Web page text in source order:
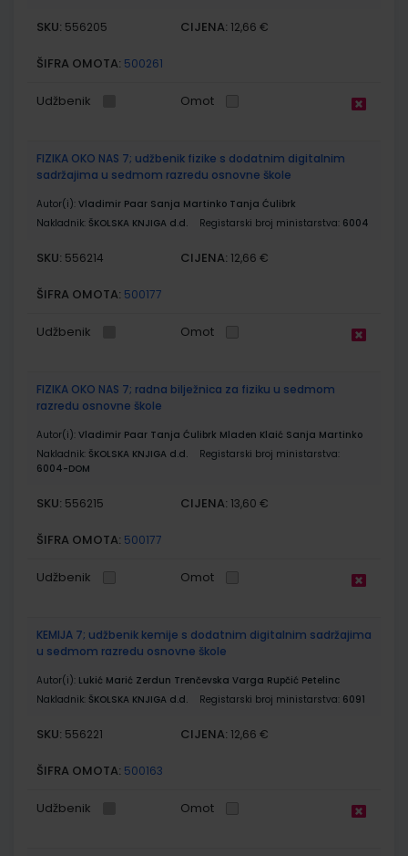
SKU: 556205 CIJENA: 12,66 €
ŠIFRA OMOTA: 500261
Udžbenik Omot
FIZIKA OKO NAS 7; udžbenik fizike s dodatnim digitalnim
sadržajima u sedmom razredu osnovne škole
Autor(i): Vladimir Paar Sanja Martinko Tanja Ćulibrk
Nakladnik: ŠKOLSKA KNJIGA d.d. Registarski broj ministarstva: 6004
SKU: 556214 CIJENA: 12,66 €
ŠIFRA OMOTA: 500177
Udžbenik Omot
FIZIKA OKO NAS 7; radna bilježnica za fiziku u sedmom
razredu osnovne škole
Autor(i): Vladimir Paar Tanja Ćulibrk Mladen Klaić Sanja Martinko
Nakladnik: ŠKOLSKA KNJIGA d.d.
Registarski broj ministarstva:
6004-DOM
SKU: 556215 CIJENA: 13,60 €
ŠIFRA OMOTA: 500177
Udžbenik Omot
KEMIJA 7; udžbenik kemije s dodatnim digitalnim sadržajima
u sedmom razredu osnovne škole
Autor(i): Lukić Marić Zerdun Trenčevska Varga Rupčić Petelinc
Nakladnik: ŠKOLSKA KNJIGA d.d. Registarski broj ministarstva: 6091
SKU: 556221 CIJENA: 12,66 €
ŠIFRA OMOTA: 500163
Udžbenik Omot